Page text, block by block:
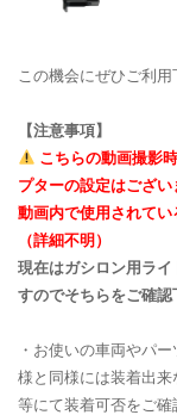
この機会にぜひご利用
【注意事項】
こちらの動画撮影
プターの設定はござい
動画内で使用されて
（詳細不明）
現在はガシロン用ラ
すのでそちらをご確認
・お使いの車両やパ
様と同様には装着出
等にて装着可否をご確